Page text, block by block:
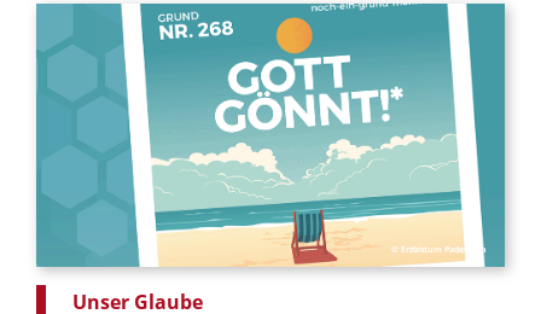
© Erzbistum Paderborn
Unser Glaube